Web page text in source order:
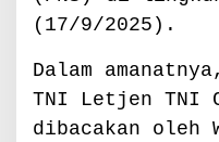
p
c
a
r
(17/9/2025).
Dalam
TNI Letjen TNI
dibacakan oleh